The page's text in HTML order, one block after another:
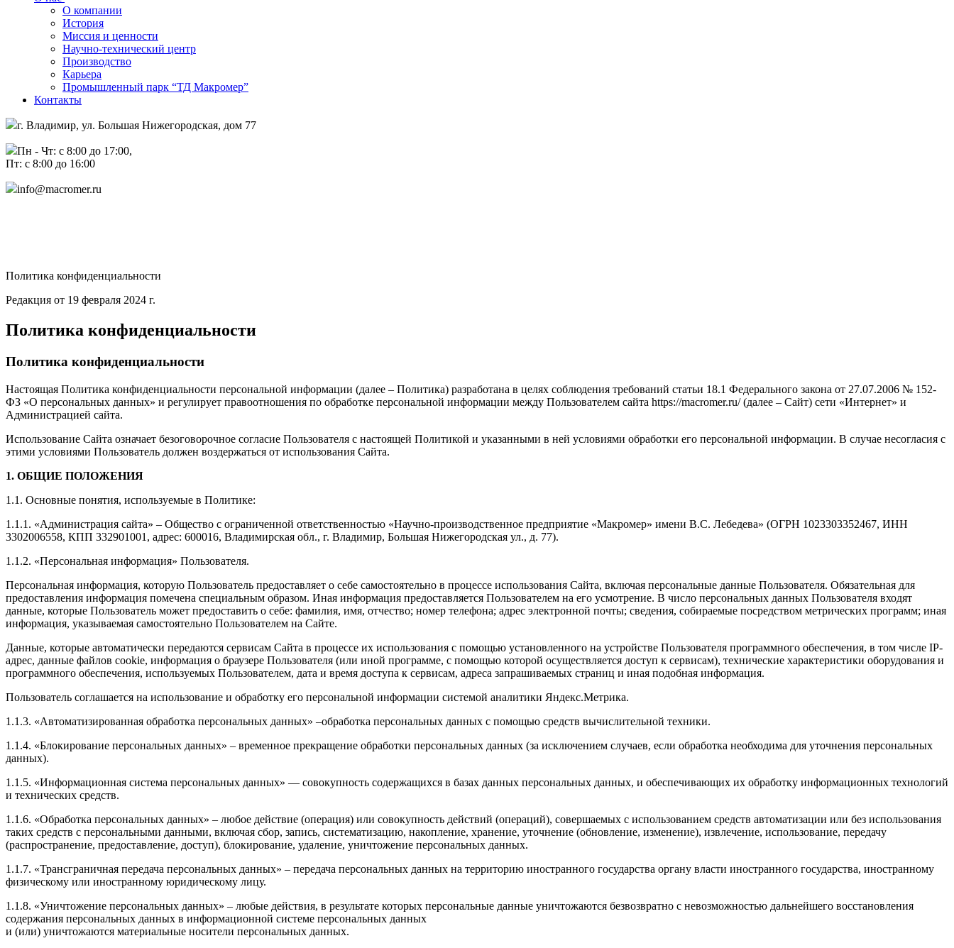
О компании
История
Миссия и ценности
Научно-технический центр
Производство
Карьера
Промышленный парк “ТД Макромер”
Контакты
г. Владимир, ул. Большая Нижегородская, дом 77
Пн - Чт: с 8:00 до 17:00,
Пт: с 8:00 до 16:00
info@macromer.ru
Политика конфиденциальности
Редакция от 19 февраля 2024 г.
Политика конфиденциальности
Политика конфиденциальности
Настоящая Политика конфиденциальности персональной информации (далее – Политика) разработана в целях соблюдения требований статьи 18.1 Федерального закона от 27.07.2006 № 152-
ФЗ «О персональных данных» и регулирует правоотношения по обработке персональной информации между Пользователем сайта https://macromer.ru/ (далее – Сайт) сети «Интернет» и
Администрацией сайта.
Использование Сайта означает безоговорочное согласие Пользователя с настоящей Политикой и указанными в ней условиями обработки его персональной информации. В случае несогласия с
этими условиями Пользователь должен воздержаться от использования Сайта.
1. ОБЩИЕ ПОЛОЖЕНИЯ
1.1. Основные понятия, используемые в Политике:
1.1.1. «Администрация сайта» – Общество с ограниченной ответственностью «Научно-производственное предприятие «Макромер» имени В.С. Лебедева» (ОГРН 1023303352467, ИНН
3302006558, КПП 332901001, адрес: 600016, Владимирская обл., г. Владимир, Большая Нижегородская ул., д. 77).
1.1.2. «Персональная информация» Пользователя.
Персональная информация, которую Пользователь предоставляет о себе самостоятельно в процессе использования Сайта, включая персональные данные Пользователя. Обязательная для
предоставления информация помечена специальным образом. Иная информация предоставляется Пользователем на его усмотрение. В число персональных данных Пользователя входят
данные, которые Пользователь может предоставить о себе: фамилия, имя, отчество; номер телефона; адрес электронной почты; сведения, собираемые посредством метрических программ; иная
информация, указываемая самостоятельно Пользователем на Сайте.
Данные, которые автоматически передаются сервисам Сайта в процессе их использования с помощью установленного на устройстве Пользователя программного обеспечения, в том числе IP-
адрес, данные файлов cookie, информация о браузере Пользователя (или иной программе, с помощью которой осуществляется доступ к сервисам), технические характеристики оборудования и
программного обеспечения, используемых Пользователем, дата и время доступа к сервисам, адреса запрашиваемых страниц и иная подобная информация.
Пользователь соглашается на использование и обработку его персональной информации системой аналитики Яндекс.Метрика.
1.1.3. «Автоматизированная обработка персональных данных» –обработка персональных данных с помощью средств вычислительной техники.
1.1.4. «Блокирование персональных данных» – временное прекращение обработки персональных данных (за исключением случаев, если обработка необходима для уточнения персональных
данных).
1.1.5. «Информационная система персональных данных» — совокупность содержащихся в базах данных персональных данных, и обеспечивающих их обработку информационных технологий
и технических средств.
1.1.6. «Обработка персональных данных» – любое действие (операция) или совокупность действий (операций), совершаемых с использованием средств автоматизации или без использования
таких средств с персональными данными, включая сбор, запись, систематизацию, накопление, хранение, уточнение (обновление, изменение), извлечение, использование, передачу
(распространение, предоставление, доступ), блокирование, удаление, уничтожение персональных данных.
1.1.7. «Трансграничная передача персональных данных» – передача персональных данных на территорию иностранного государства органу власти иностранного государства, иностранному
физическому или иностранному юридическому лицу.
1.1.8. «Уничтожение персональных данных» – любые действия, в результате которых персональные данные уничтожаются безвозвратно с невозможностью дальнейшего восстановления
содержания персональных данных в информационной системе персональных данных
и (или) уничтожаются материальные носители персональных данных.